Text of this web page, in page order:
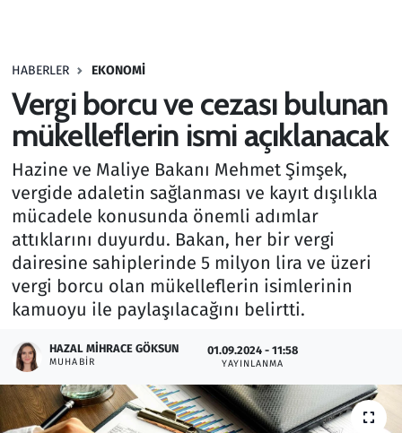
HABERLER EKONOMI
Vergi borcu ve cezası bulunan
mükelleflerin ismi açıklanacak
Hazine ve Maliye Bakanı Mehmet Şimşek,
vergide adaletin sağlanması ve kayıt dışılıkla
mücadele konusunda önemli adımlar
attıklarını duyurdu. Bakan, her bir vergi
dairesine sahiplerinde 5 milyon lira ve üzeri
vergi borcu olan mükelleflerin isimlerinin
kamuoyu ile paylaşılacağını belirtti.
HAZAL MIHRACE GÖKSUN
MUHABIR
01.09.2024 - 11:58
YAYINLANMA
Haber
Kültür Sanat
Kurumsal Haberler
Lezzet Durağı
Memur ve Kamu
Otomobil
Oyun
Ramazan